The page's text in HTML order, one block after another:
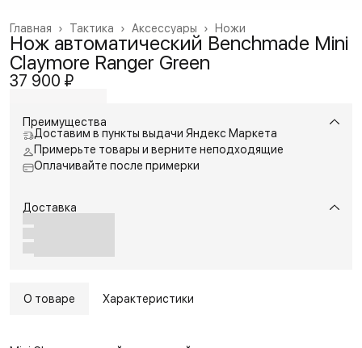
Ножи
Аксессуары ›
Тактика ›
Главная ›
Нож автоматический Benchmade Mini
Claymore Ranger Green
37 900 ₽
Преимущества
Доставим в пункты выдачи Яндекс Маркета
Примерьте товары и верните неподходящие
Оплачивайте после примерки
Доставка
О товаре Характеристики